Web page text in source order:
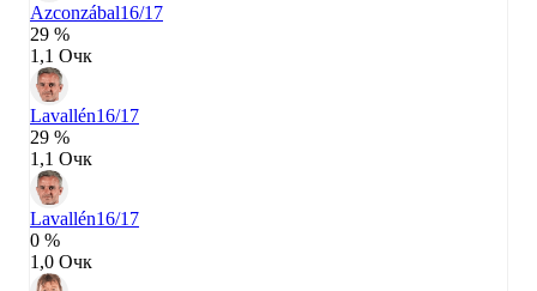
Azconzábal16/17
29 %
1,1 Очк
Lavallén16/17
29 %
1,1 Очк
Lavallén16/17
0 %
1,0 Очк